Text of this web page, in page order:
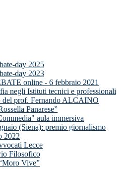
day 2025
day 2023
online - 6 febbraio 2021
negli Istituti tecnici e professionali
del prof. Fernando ALCAINO
Panarese”
aula immersiva
(Siena): premio giornalismo
2022
Lecce
Filosofico
Vive”